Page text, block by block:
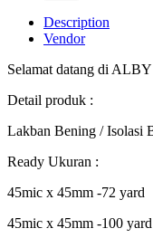
Description
Vendor
Selamat datang di
Detail produk :
Lakban Bening / Isolasi
Ready Ukuran :
45mic x 45mm -72 yard
45mic x 45mm -100 yard